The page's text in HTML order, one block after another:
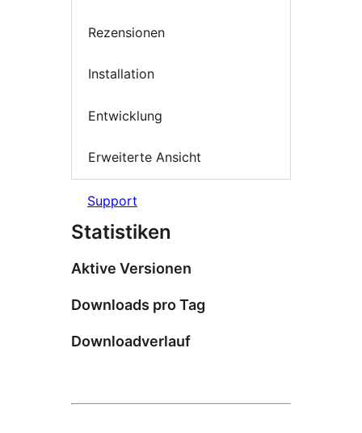
Rezensionen
Installation
Entwicklung
Erweiterte Ansicht
Support
Statistiken
Aktive Versionen
Downloads pro Tag
Downloadverlauf